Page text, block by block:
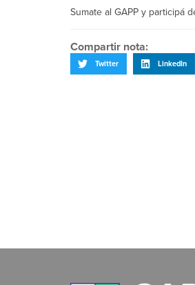
Sumate al GAPP y participá
Compartir nota:
Twitter LinkedIn